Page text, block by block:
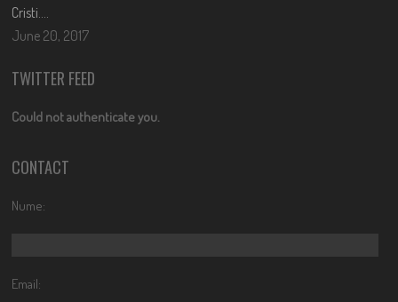
Cristi….
June 20, 2017
TWITTER FEED
Could not authenticate you.
CONTACT
Nume:
Email: